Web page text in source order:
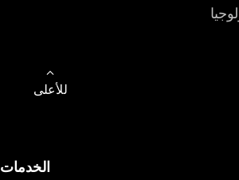
للأعلى
الخدمات